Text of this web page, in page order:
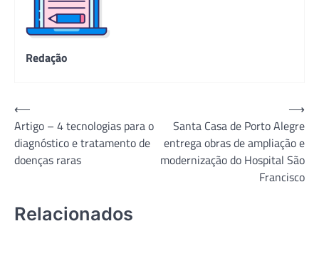
Redação
Navegação
de
Post
⟵
Artigo – 4 tecnologias para o
diagnóstico e tratamento de
doenças raras
Santa Casa de Porto Alegre
entrega obras de ampliação e
modernização do Hospital São
Francisco
⟶
Relacionados